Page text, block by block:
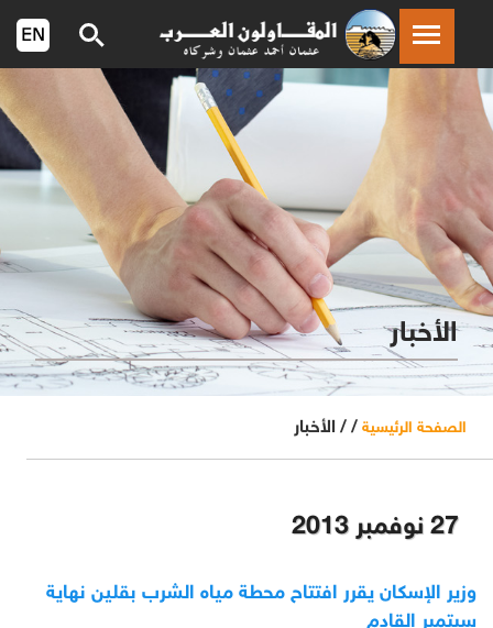
الأخبار
الصفحة الرئيسية / / الأخبار
27 نوفمبر 2013
وزير الإسكان يقرر افتتاح محطة مياه الشرب بقلين نهاية
سبتمبر القادم